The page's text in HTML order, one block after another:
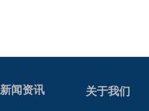
新闻资讯 关于我们